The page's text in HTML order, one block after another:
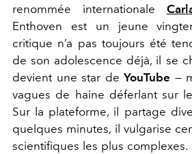
renommée internationale
Enthoven est un jeune
critique n’a pas toujours été
de son adolescence déjà, il se
devient une star de YouTube —
vagues de haine déferlant sur
Sur la plateforme, il partage
quelques minutes, il vulgarise
scientifiques les plus complexes.